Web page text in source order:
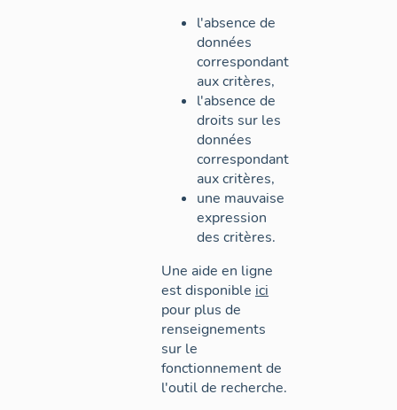
l'absence de
données
correspondant
aux critères,
l'absence de
droits sur les
données
correspondant
aux critères,
une mauvaise
expression
des critères.
Une aide en ligne
est disponible ici
pour plus de
renseignements
sur le
fonctionnement de
l'outil de recherche.